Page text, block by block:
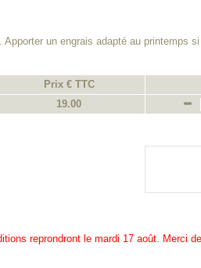
un engrais adapté au printemps si
Prix € TTC
19.00
reprondront le mardi 17 août. Merci